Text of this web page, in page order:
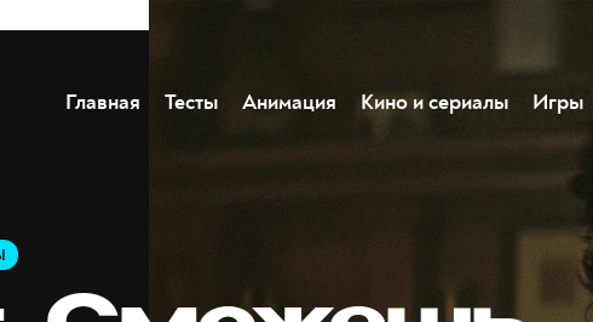
Главная Тесты Анимация Кино и сериалы Игры